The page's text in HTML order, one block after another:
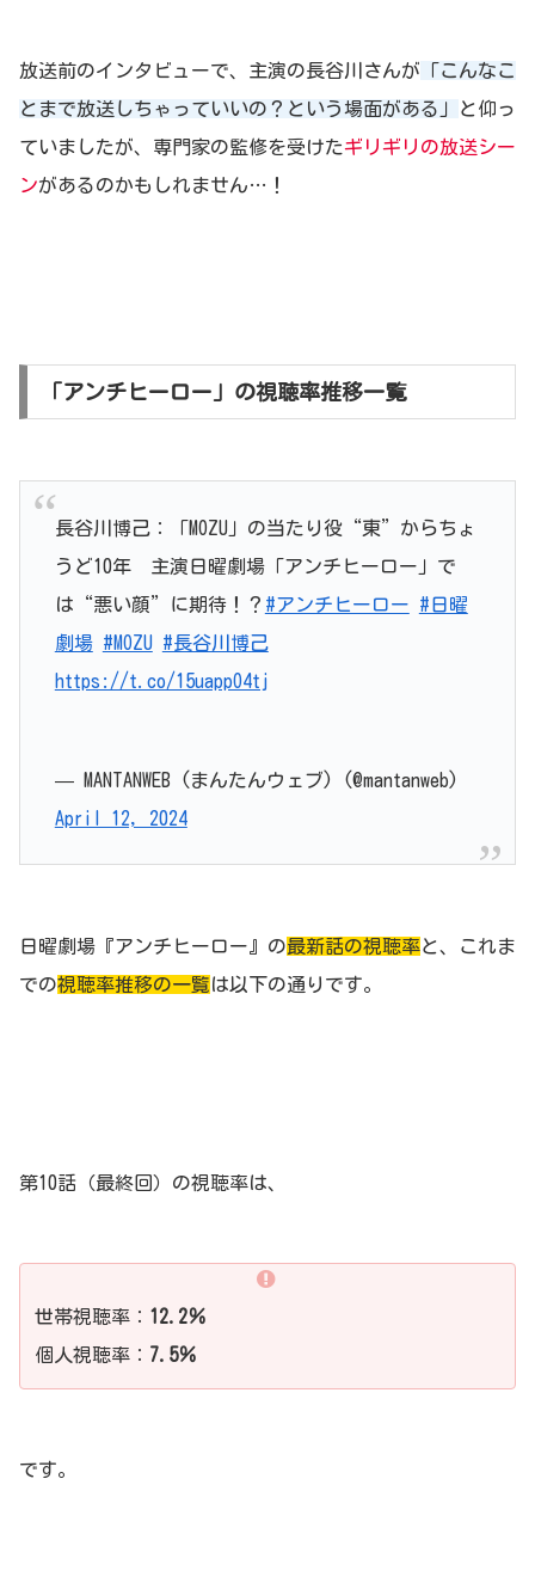
放送前のインタビューで、主演の長谷川さんが 「こんなこ
とまで放送しちゃっていいの？という場面がある」
と仰っ
ていましたが、専門家の監修を受けたギリギリの放送シー
ンがあるのかもしれません…！
「アンチヒーロー」の視聴率推移一覧
長谷川博己：「MOZU」の当たり役“東”からちょ
うど10年 主演日曜劇場「アンチヒーロー」で
は“悪い顔”に期待！？ #アンチヒーロー
#日曜
劇場 #MOZU #長谷川博己
https://t.co/15uappO4tj
— MANTANWEB (まんたんウェブ) (@mantanweb)
April 12, 2024
日曜劇場『アンチヒーロー』の最新話の視聴率と、これま
での視聴率推移の一覧は以下の通りです。
第10話（最終回）の視聴率は、
世帯視聴率： 12.2％
個人視聴率： 7.5％
です。